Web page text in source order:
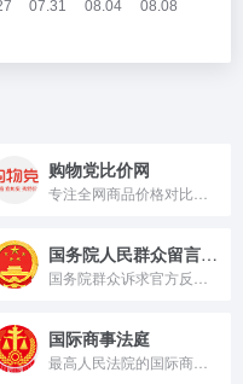
购物党比价网
国务院人民群众留言入口
国际商事法庭